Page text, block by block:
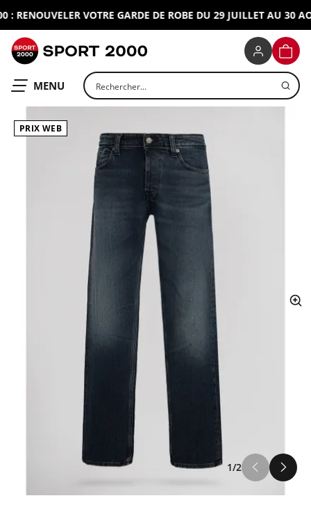
RENOUVELER VOTRE GARDE DE ROBE DU 29 JUILLET AU 30
OUVRIR LE
MENU Rechercher un produit
PRIX WEB
1/2